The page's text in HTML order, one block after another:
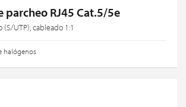
parcheo RJ45 Cat.5/5e
UTP), cableado 1:1
halógenos